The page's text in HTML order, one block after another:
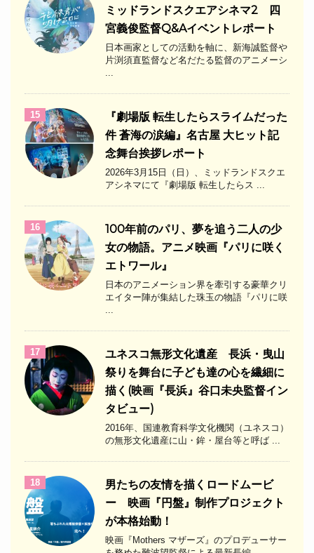
ミッドランドスクエアシネマ2 四
宮義俊監督Q&Aイベントレポート
日本画家としての活動を軸に、新海誠監督や
片渕須直監督など名だたる監督のアニメーシ
...
15
『劇場版 転生したらスライムだった
件 蒼海の涙編』名古屋 大ヒット記
念舞台挨拶レポート
2026年3月15日（日）、ミッドランドスクエ
アシネマにて『劇場版 転生したらス ...
16
100年前のパリ、夢を追う二人の少
女の物語。アニメ映画『パリに咲く
エトワール』
日本のアニメーション界を牽引する豪華クリ
エイター陣が集結した珠玉の物語『パリに咲
...
17
ユネスコ無形文化遺産 長浜・曳山
祭りを舞台に子ども達の心を繊細に
描く(映画『長浜』谷口未央監督イン
タビュー)
2016年、国連教育科学文化機関（ユネスコ）
の無形文化遺産に山・鉾・屋台等と呼ば ...
18
男たちの友情を描くロードムービ
ー 映画『円盤』制作プロジェクト
が本格始動！
映画『Mothers マザーズ』のプロデューサー